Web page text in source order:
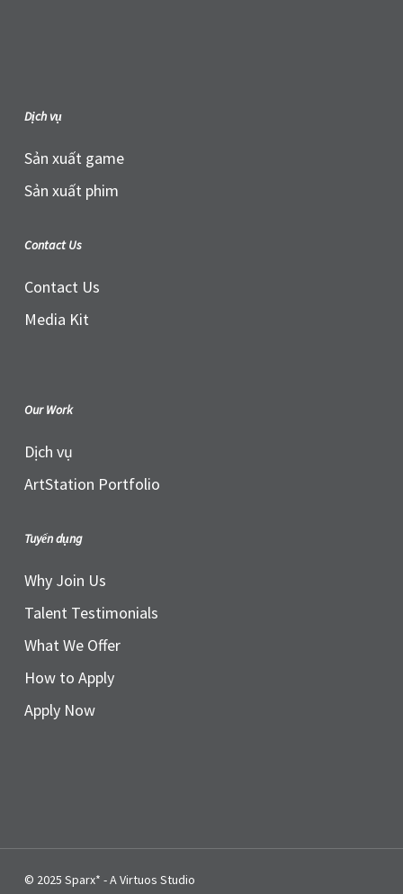
Dịch vụ
Sản xuất game
Sản xuất phim
Contact Us
Contact Us
Media Kit
Our Work
Dịch vụ
ArtStation Portfolio
Tuyển dụng
Why Join Us
Talent Testimonials
What We Offer
How to Apply
Apply Now
© 2025 Sparx* - A Virtuos Studio